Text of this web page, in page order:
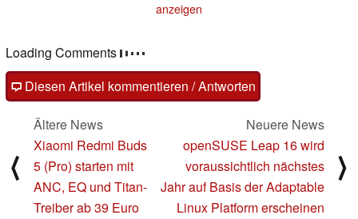
anzeigen
Loading Comments
Diesen Artikel kommentieren / Antworten
⟨
Ältere News
Xiaomi Redmi Buds
5 (Pro) starten mit
ANC, EQ und Titan-
Treiber ab 39 Euro
Neuere News
openSUSE Leap 16 wird
voraussichtlich nächstes
Jahr auf Basis der Adaptable
Linux Platform erscheinen
⟩